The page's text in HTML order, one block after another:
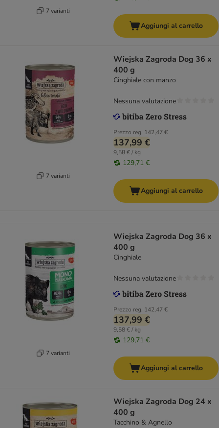
7 varianti
Aggiungi al carrello
7 varianti
Wiejska Zagroda Dog 36 x
400 g
Cinghiale con manzo
Prezzo reg. 142,47 €
137,99 €
9,58 € / kg
129,71 €
Nessuna valutazione
Aggiungi al carrello
7 varianti
Wiejska Zagroda Dog 36 x
400 g
Cinghiale
Prezzo reg. 142,47 €
137,99 €
9,58 € / kg
129,71 €
Nessuna valutazione
Aggiungi al carrello
Wiejska Zagroda Dog 24 x
400 g
Tacchino & Agnello